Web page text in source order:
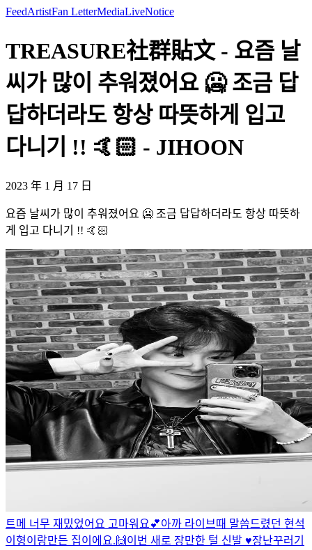
FeedArtistFan LetterMediaLiveNotice
TREASURE社群貼文 - 요즘 날
씨가 많이 추워졌어요 🥶 조금 답
답하더라도 항상 따뜻하게 입고
다니기 !! 🤙🏻 - JIHOON
2023 年 1 月 17 日
요즘 날씨가 많이 추워졌어요 🥶 조금 답답하더라도 항상 따뜻하
게 입고 다니기 !! 🤙🏻
트메 너무 재밌었어요 고마워요💕아까 라이브때 말씀드렸던 현석
이형이랑만든 집이에요.🙌 이번 새로 장만한 털 신발 ♥️장난꾸러기